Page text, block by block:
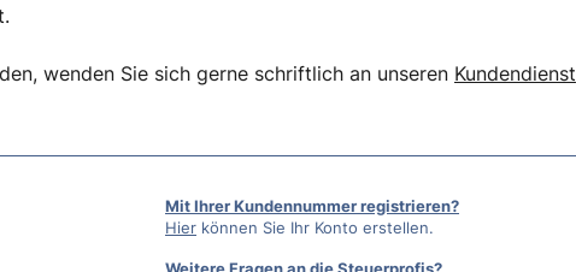
wenden Sie sich gerne schriftlich an unseren Kundendienst
Mit Ihrer Kundennummer registrieren?
Hier können Sie Ihr Konto erstellen.